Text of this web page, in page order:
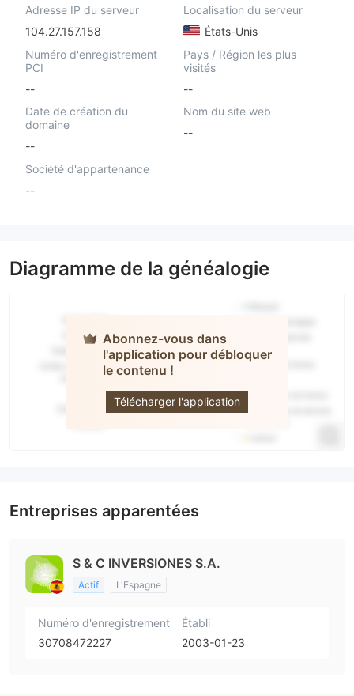
Adresse IP du serveur
104.27.157.158
Localisation du serveur
États-Unis
Numéro d'enregistrement
PCI
--
Pays / Région les plus
visités
--
Date de création du
domaine
--
Nom du site web
--
Société d'appartenance
--
Diagramme de la généalogie
Abonnez-vous dans
l'application pour débloquer
le contenu !
Télécharger l'application
S&C
Inversiones
Entreprises apparentées
S & C INVERSIONES S.A.
Actif L'Espagne
Numéro d'enregistrement
30708472227
Établi
2003-01-23